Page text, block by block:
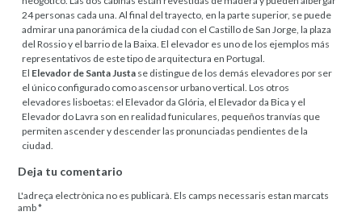
24 personas cada una. Al final del trayecto, en la parte superior, se puede
admirar una panorámica de la ciudad con el Castillo de San Jorge, la plaza
del Rossio y el barrio de la Baixa. El elevador es uno de los ejemplos más
representativos de este tipo de arquitectura en Portugal.
El Elevador de Santa Justa se distingue de los demás elevadores por ser
el único configurado como ascensor urbano vertical. Los otros
elevadores lisboetas: el Elevador da Glória, el Elevador da Bica y el
Elevador do Lavra son en realidad funiculares, pequeños tranvías que
permiten ascender y descender las pronunciadas pendientes de la
ciudad.
Deja tu comentario
L'adreça electrònica no es publicarà. Els camps necessaris estan marcats
amb*